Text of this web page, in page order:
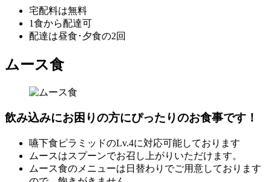
宅配料は無料
1食から配達可
配達は昼食･夕食の2回
ムース食
飲み込みにお困りの方にぴったりのお食事です！
嚥下食ピラミッドのLv.4に対応可能しております
ムースはスプーンでお召し上がりいただけます。
ムース食のメニューは日替わりでご用意しております